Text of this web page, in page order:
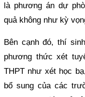
là phương án dự
quả không như kỳ
Bên cạnh đó, thí
phương thức xét
THPT như xét học
bổ sung của các